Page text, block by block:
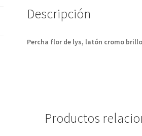
Descripción
Percha flor de lys, latón cromo brillo
Productos